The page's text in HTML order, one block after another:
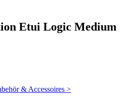
Etui Logic Medium
& Accessoires >